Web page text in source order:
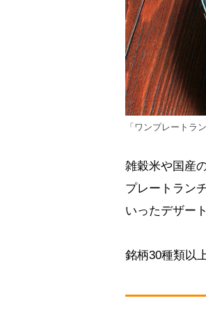
「ワンプレートラ
雑穀米や国産
プレートラン
いったデザー
銘柄30種類以